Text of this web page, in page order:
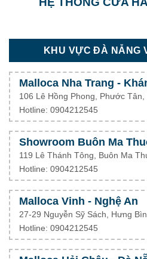
KHU VỰC ĐÀ NẴNG
Malloca Nha Trang -
106 Lê Hồng Phong, Phước
Hotline: 0904212545
Showroom Buôn Ma
119 Lê Thánh Tông, Buôn Ma
Hotline: 0904212545
Malloca Vinh - Nghệ An
27-29 Nguyễn Sỹ Sách, Hưng
Hotline: 0904212545